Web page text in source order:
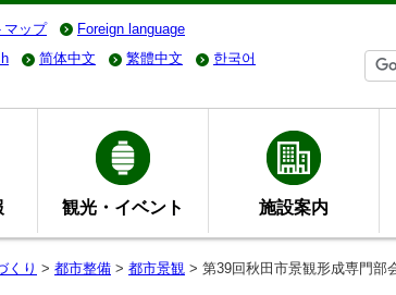
マップ Foreign language
简体中文 繁體中文 한국어
観光・イベント 施設案内
くり > 都市整備 > 都市景観 > 第39回秋田市景観形成専門部